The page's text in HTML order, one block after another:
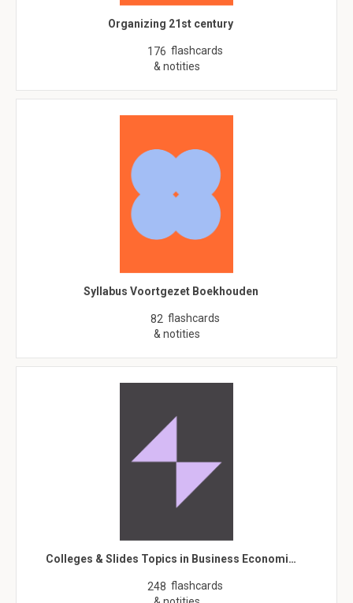
Organizing 21st century
176 flashcards
& notities
Syllabus Voortgezet Boekhouden
82 flashcards
& notities
Colleges & Slides Topics in Business Economi…
248 flashcards